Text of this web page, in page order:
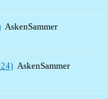
AskenSammer
AskenSammer